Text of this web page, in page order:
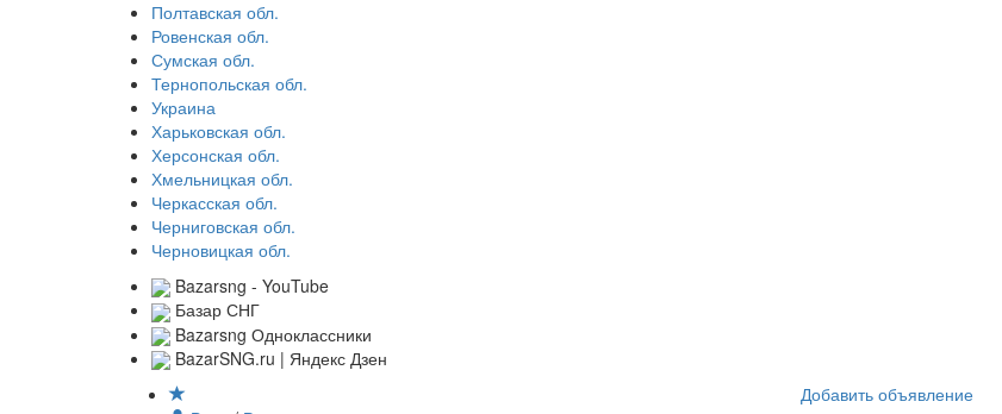
Полтавская обл.
Ровенская обл.
Сумская обл.
Тернопольская обл.
Украина
Харьковская обл.
Херсонская обл.
Хмельницкая обл.
Черкасская обл.
Черниговская обл.
Черновицкая обл.
Bazarsng - YouTube
Базар СНГ
Bazarsng Одноклассники
BazarSNG.ru | Яндекс Дзен
Добавить объявление